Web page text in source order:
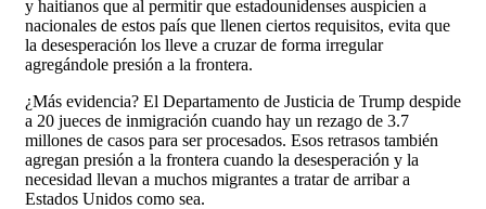
y haitianos que al permitir que estadounidenses auspicien a
nacionales de estos país que llenen ciertos requisitos, evita que
la desesperación los lleve a cruzar de forma irregular
agregándole presión a la frontera.
¿Más evidencia? El Departamento de Justicia de Trump despide
a 20 jueces de inmigración cuando hay un rezago de 3.7
millones de casos para ser procesados. Esos retrasos también
agregan presión a la frontera cuando la desesperación y la
necesidad llevan a muchos migrantes a tratar de arribar a
Estados Unidos como sea.